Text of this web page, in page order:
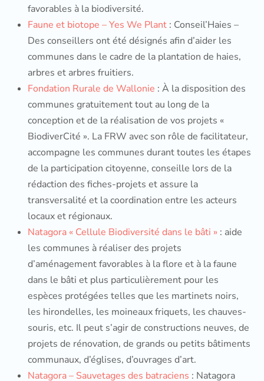
favorables à la biodiversité.
Faune et biotope – Yes We Plant : Conseil’Haies –
Des conseillers ont été désignés afin d’aider les
communes dans le cadre de la plantation de haies,
arbres et arbres fruitiers.
Fondation Rurale de Wallonie : À la disposition des
communes gratuitement tout au long de la
conception et de la réalisation de vos projets «
BiodiverCité ». La FRW avec son rôle de facilitateur,
accompagne les communes durant toutes les étapes
de la participation citoyenne, conseille lors de la
rédaction des fiches-projets et assure la
transversalité et la coordination entre les acteurs
locaux et régionaux.
Natagora « Cellule Biodiversité dans le bâti » : aide
les communes à réaliser des projets
d’aménagement favorables à la flore et à la faune
dans le bâti et plus particulièrement pour les
espèces protégées telles que les martinets noirs,
les hirondelles, les moineaux friquets, les chauves-
souris, etc. Il peut s’agir de constructions neuves, de
projets de rénovation, de grands ou petits bâtiments
communaux, d’églises, d’ouvrages d’art.
Natagora – Sauvetages des batraciens : Natagora